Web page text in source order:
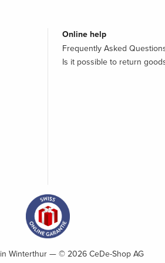
Online help
Frequently Asked
Is it possible to return
in Winterthur — © 2026 CeDe-Shop AG